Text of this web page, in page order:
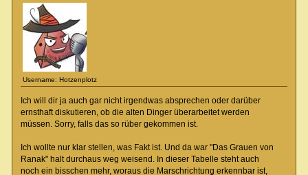
Username: Hotzenplotz
Ich will dir ja auch gar nicht irgendwas absprechen oder darüber
ernsthaft diskutieren, ob die alten Dinger überarbeitet werden
müssen. Sorry, falls das so rüber gekommen ist.
Ich wollte nur klar stellen, was Fakt ist. Und da war "Das Grauen von
Ranak" halt durchaus weg weisend. In dieser Tabelle steht auch
noch ein bisschen mehr, woraus die Marschrichtung erkennbar ist,